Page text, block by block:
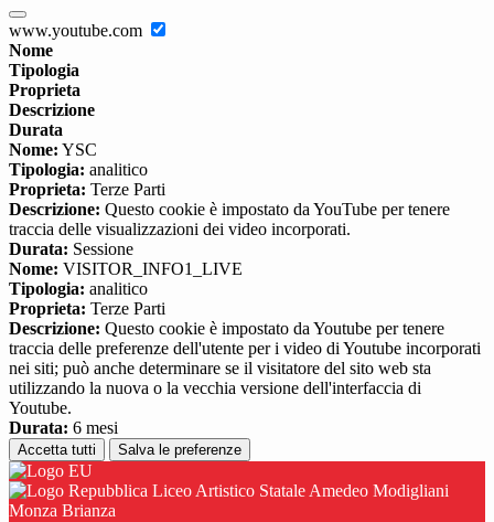
www.youtube.com
Nome
Tipologia
Proprieta
Descrizione
Durata
Nome: YSC
Tipologia: analitico
Proprieta: Terze Parti
Descrizione: Questo cookie è impostato da YouTube per tenere
traccia delle visualizzazioni dei video incorporati.
Durata: Sessione
Nome: VISITOR_INFO1_LIVE
Tipologia: analitico
Proprieta: Terze Parti
Descrizione: Questo cookie è impostato da Youtube per tenere
traccia delle preferenze dell'utente per i video di Youtube incorporati
nei siti; può anche determinare se il visitatore del sito web sta
utilizzando la nuova o la vecchia versione dell'interfaccia di
Youtube.
Durata: 6 mesi
Accetta tutti Salva le preferenze
Liceo Artistico Statale Amedeo Modigliani
Monza Brianza